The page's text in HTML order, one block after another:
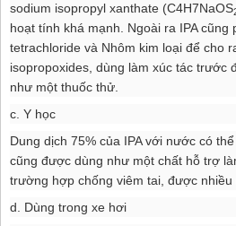
sodium isopropyl xanthate (C4H7NaOS
hoạt tính khá mạnh. Ngoài ra IPA cũng
tetrachloride và Nhôm kim loại để cho
isopropoxides, dùng làm xúc tác trước
như một thuốc thử.
c. Y học
Dung dịch 75% của IPA với nước có
cũng được dùng như một chất hỗ trợ
trường hợp chống viêm tai, được
d. Dùng trong xe hơi